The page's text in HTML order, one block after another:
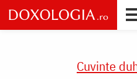
Skip
to
main
Cuvinte